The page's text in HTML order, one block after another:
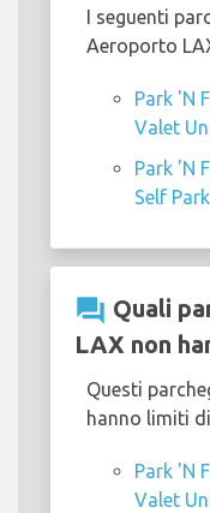
I seguenti
Aeroporto
Park 'N
Valet
Park 'N
Self
question_answer Quali
LAX non
Questi
hanno limiti
Park 'N
Valet